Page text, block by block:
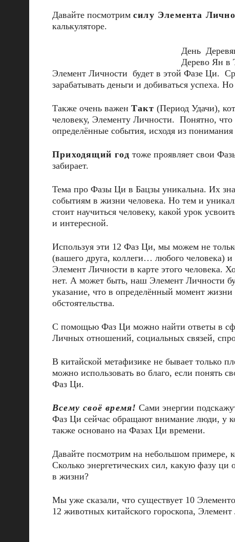
Давайте посмотрим силу Элемента
калькуляторе.
День
Дерево Ян в
Элемент Личности будет в этой Фазе Ци.
зарабатывать деньги и добиваться успеха.
Также очень важен Такт (Период Удачи),
человеку, Элементу Личности. Понятно,
определённые события, исходя из
Приходящий год тоже проявляет свои
забирает.
Тема про Фазы Ци в Бацзы уникальна. Их
событиям в жизни человека. Но тем и
стоит научиться человеку, какой урок
и интересной.
Используя эти 12 Фаз Ци, мы можем не
(вашего друга, коллеги… любого человека) и
Элемент Личности в карте этого человека.
нет. А может быть, наш Элемент Личности
указание, что в определённый момент
обстоятельства.
С помощью Фаз Ци можно найти ответы в
Личных отношений, социальных связей,
В китайской метафизике не бывает только
можно использовать во благо, если понять
Фаз Ци.
Всему своё время! Сами энергии
Фаз Ци сейчас обращают внимание люди, у
также основано на Фазах Ци времени.
Давайте посмотрим на небольшом примере,
Сколько энергетических сил, какую фазу
в жизни?
Мы уже сказали, что существует 10
12 животных китайского гороскопа,